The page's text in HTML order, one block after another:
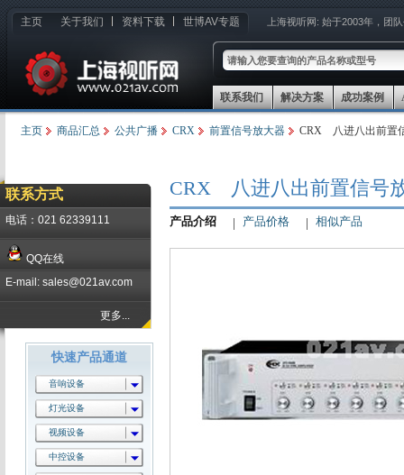
主页 关于我们 资料下载 世博AV专题 上海视听网: 始于2003年，团
联系我们 解决方案 成功案例
主页 商品汇总 公共广播 CRX 前置信号放大器 CRX 八进八出前置
CRX 八进八出前置信号
产品介绍 产品价格 相似产品
联系方式
电话：021 62339111
QQ在线
E-mail: sales@021av.com
更多...
快速产品通道
音响设备
灯光设备
视频设备
中控设备